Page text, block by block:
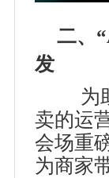
二、
发
为
卖的运
会场重
为商家